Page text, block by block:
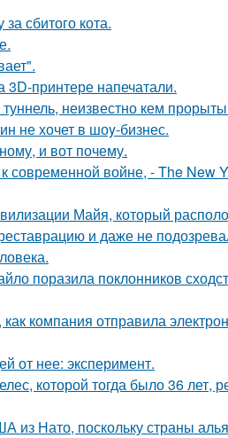
сбитого кота.
принтере напечатали.
неизвестно кем
не хочет в шоy-бизнес.
и вот почему.
войне, - The New
Майя, который
и даже не
поразила поклонников
компания отправила
от нее: эксперимент.
которой тогда было 36 лет,
из Нато, поскольку страны